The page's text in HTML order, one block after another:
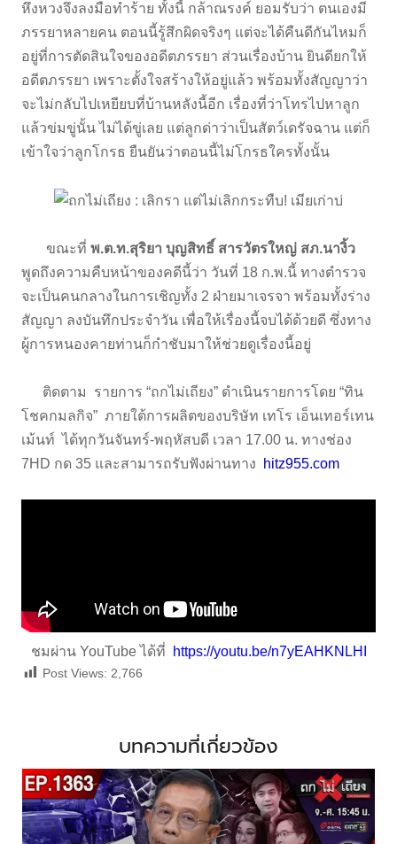
หึงหวงจึงลงมือทำร้าย ทั้งนี้ กล้าณรงค์ ยอมรับว่า ตนเองมี
ภรรยาหลายคน ตอนนี้รู้สึกผิดจริงๆ แต่จะได้คืนดีกันไหมก็
อยู่ที่การตัดสินใจของอดีตภรรยา ส่วนเรื่องบ้าน ยินดียกให้
อดีตภรรยา เพราะตั้งใจสร้างให้อยู่แล้ว พร้อมทั้งสัญญาว่า
จะไม่กลับไปเหยียบที่บ้านหลังนี้อีก เรื่องที่ว่าโทรไปหาลูก
แล้วข่มขู่นั้น ไม่ได้ขู่เลย แต่ลูกด่าว่าเป็นสัตว์เดรัจฉาน แต่ก็
เข้าใจว่าลูกโกรธ ยืนยันว่าตอนนี้ไม่โกรธใครทั้งนั้น
ขณะที่ พ.ต.ท.สุริยา บุญสิทธิ์ สารวัตรใหญ่ สภ.นางิ้ว
พูดถึงความคืบหน้าของคดีนี้ว่า วันที่ 18 ก.พ.นี้ ทางตำรวจ
จะเป็นคนกลางในการเชิญทั้ง 2 ฝ่ายมาเจรจา พร้อมทั้งร่าง
สัญญา ลงบันทึกประจำวัน เพื่อให้เรื่องนี้จบได้ด้วยดี ซึ่งทาง
ผู้การหนองคายท่านก็กำชับมาให้ช่วยดูเรื่องนี้อยู่
ติดตาม รายการ “ถกไม่เถียง” ดำเนินรายการโดย “ทิน
โชคกมลกิจ” ภายใต้การผลิตของบริษัท เทโร เอ็นเทอร์เทน
เม้นท์ ได้ทุกวันจันทร์-พฤหัสบดี เวลา 17.00 น. ทางช่อง
7HD กด 35 และสามารถรับฟังผ่านทาง
hitz955.com
ชมผ่าน YouTube ได้ที่ https://youtu.be/n7yEAHKNLHI
Post Views: 2,766
บทความที่เกี่ยวข้อง